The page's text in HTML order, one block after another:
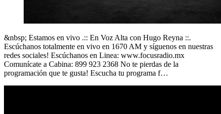
&nbsp; Estamos en vivo .:: En Voz Alta con Hugo Reyna ::.
Escúchanos totalmente en vivo en 1670 AM y síguenos en nuestras
redes sociales! Escúchanos en Linea: www.focusradio.mx
Comunícate a Cabina: 899 923 2368 No te pierdas de la
programación que te gusta! Escucha tu programa f…